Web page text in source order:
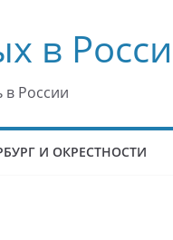
в
в России
И ОКРЕСТНОСТИ